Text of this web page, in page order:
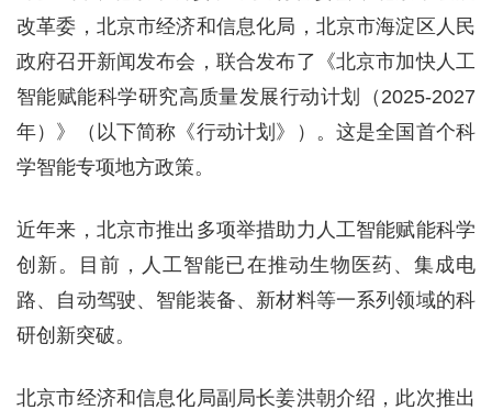
改革委，北京市经济和信息化局，北京市海淀区人民
政府召开新闻发布会，联合发布了《北京市加快人工
智能赋能科学研究高质量发展行动计划（2025-2027
年）》（以下简称《行动计划》）。这是全国首个科
学智能专项地方政策。
近年来，北京市推出多项举措助力人工智能赋能科学
创新。目前，人工智能已在推动生物医药、集成电
路、自动驾驶、智能装备、新材料等一系列领域的科
研创新突破。
北京市经济和信息化局副局长姜洪朝介绍，此次推出